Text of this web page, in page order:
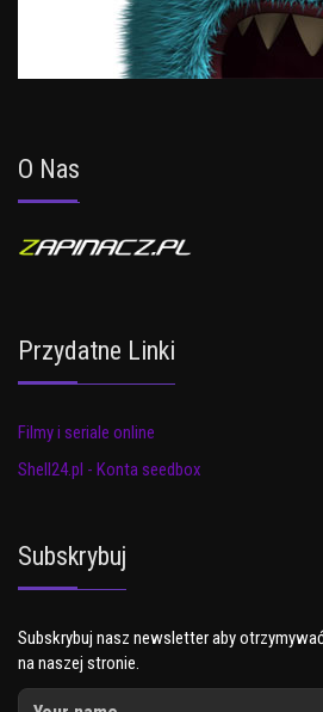
O Nas
Przydatne Linki
Filmy i seriale online
Shell24.pl - Konta seedbox
Subskrybuj
Subskrybuj nasz newsletter aby
na naszej stronie.